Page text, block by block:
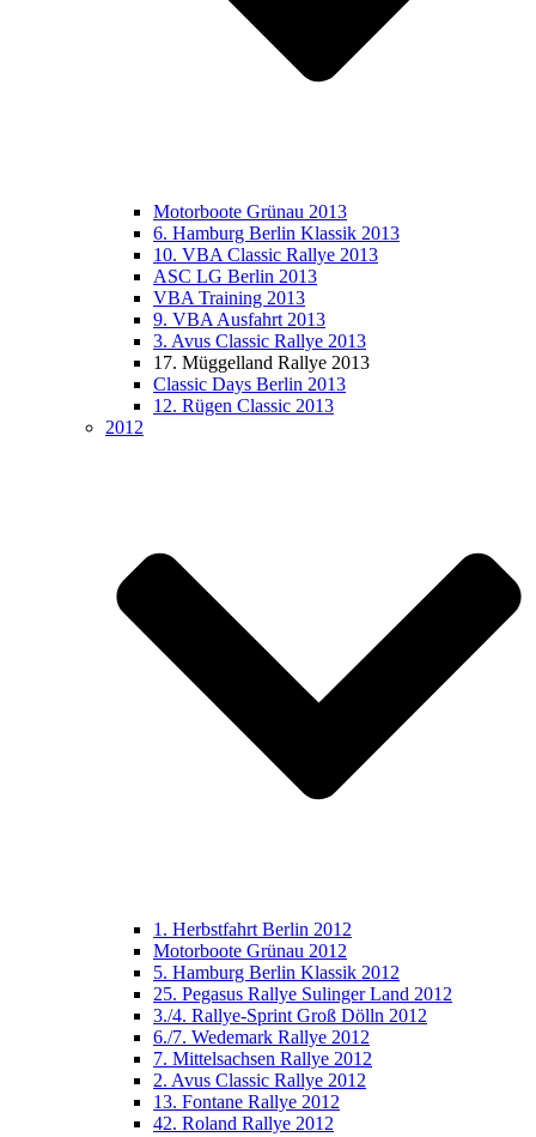
Motorboote Grünau 2013
6. Hamburg Berlin Klassik 2013
10. VBA Classic Rallye 2013
ASC LG Berlin 2013
VBA Training 2013
9. VBA Ausfahrt 2013
3. Avus Classic Rallye 2013
17. Müggelland Rallye 2013
Classic Days Berlin 2013
12. Rügen Classic 2013
2012
1. Herbstfahrt Berlin 2012
Motorboote Grünau 2012
5. Hamburg Berlin Klassik 2012
25. Pegasus Rallye Sulinger Land 2012
3./4. Rallye-Sprint Groß Dölln 2012
6./7. Wedemark Rallye 2012
7. Mittelsachsen Rallye 2012
2. Avus Classic Rallye 2012
13. Fontane Rallye 2012
42. Roland Rallye 2012